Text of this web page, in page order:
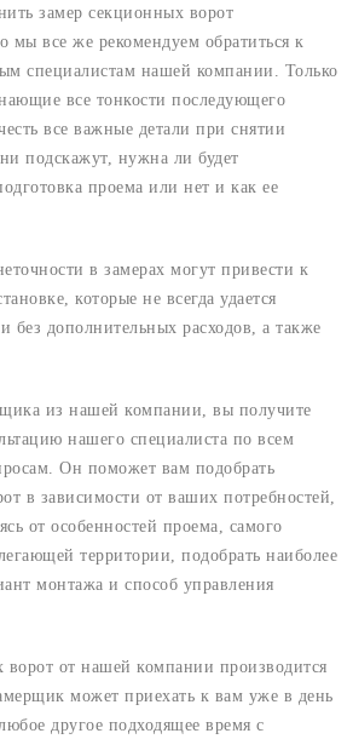
замер секционных ворот
мы все же рекомендуем обратиться к
специалистам нашей компании. Только
все тонкости последующего
все важные детали при снятии
подскажут, нужна ли будет
проема или нет и как ее
в замерах могут привести к
которые не всегда удается
без дополнительных расходов, а также
из нашей компании, вы получите
нашего специалиста по всем
Он поможет вам подобрать
в зависимости от ваших потребностей,
от особенностей проема, самого
территории, подобрать наиболее
монтажа и способ управления
ворот от нашей компании производится
может приехать к вам уже в день
другое подходящее время с